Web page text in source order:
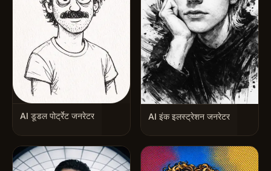
AI डूडल पोर्ट्रेट जनरेटर AI इंक इलस्ट्रेशन जनरेटर